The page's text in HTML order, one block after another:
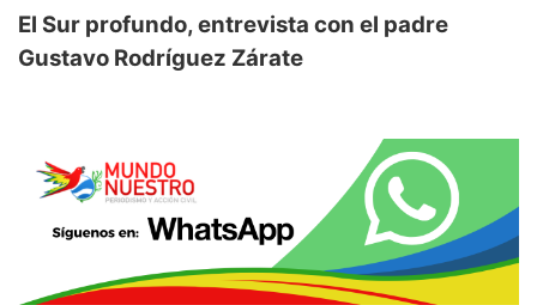
El Sur profundo, entrevista con el padre
Gustavo Rodríguez Zárate